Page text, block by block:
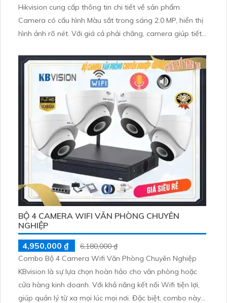
Hikvision cung cấp thông tin chi tiết về sản phẩm.
Camera có cấu hình Màu sắt trong sáng 2.0 MP, hiển thị
hình ảnh rõ nét. Với giá cả phải chăng, camera giúp tiết
BỘ 4 CAMERA WIFI VĂN PHÒNG CHUYÊN
NGHIỆP
4,950,000 ₫
6,180,000 ₫
Combo Bộ 4 Camera Wifi Văn Phòng Chuyên Nghiệp
KBvision là sự lựa chọn hoàn hảo cho văn phòng hoặc
cửa hàng kinh doanh. Với khả năng kết nối Wifi tiện lợi,
giúp quản lý từ xa mọi lúc mọi nơi. Đặc biệt, combo này